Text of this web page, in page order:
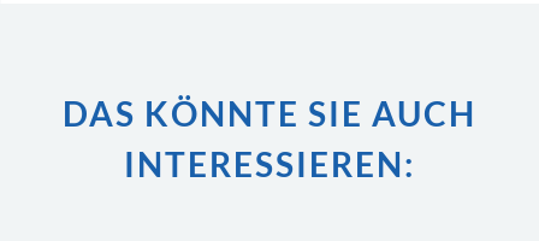
DAS KÖNNTE SIE AUCH
INTERESSIEREN: